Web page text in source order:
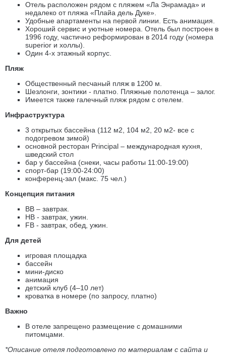
Отель расположен рядом с пляжем «Ла Энрамада» и
недалеко от пляжа «Плайа дель Дуке».
Удобные апартаменты на первой линии. Есть анимация.
Хороший сервис и уютные номера. Отель был построен в
1996 году, частично реформирован в 2014 году (номера
superior и холлы).
Один 4-х этажный корпус.
Пляж
Общественный песчаный пляж в 1200 м.
Шезлонги, зонтики - платно. Пляжные полотенца – залог.
Имеется также галечный пляж рядом с отелем.
Инфраструктура
3 открытых бассейна (112 м2, 104 м2, 20 м2- все с
подогревом зимой)
основной ресторан Principal – международная кухня,
шведский стол
бар у бассейна (снеки, часы работы 11:00-19:00)
спорт-бар (19:00-24:00)
конференц-зал (макс. 75 чел.)
Концепция питания
BB – завтрак.
HB - завтрак, ужин.
FB - завтрак, обед, ужин.
Для детей
игровая площадка
бассейн
мини-диско
анимация
детский клуб (4–10 лет)
кроватка в номере (по запросу, платно)
Важно
В отеле запрещено размещение с домашними
питомцами.
*Описание отеля подготовлено по материалам с сайта и